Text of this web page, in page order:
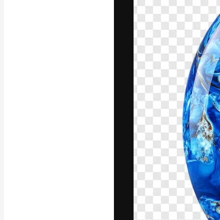
La piattaforma
migliori lavori.
creativi,
Italiano
Copyright ©